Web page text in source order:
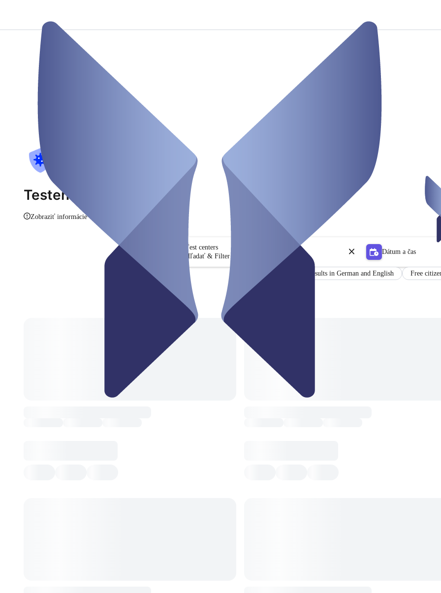
Testen am Rhein
Zobraziť informácie
Test centers
Hľadať & Filter
Dátum a čas
Certificate Results in German and English Free